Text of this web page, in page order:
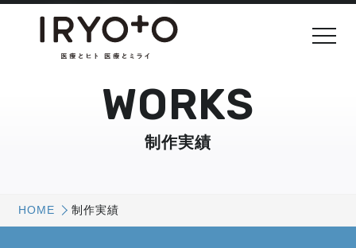
WORKS
制作実績
HOME 制作実績